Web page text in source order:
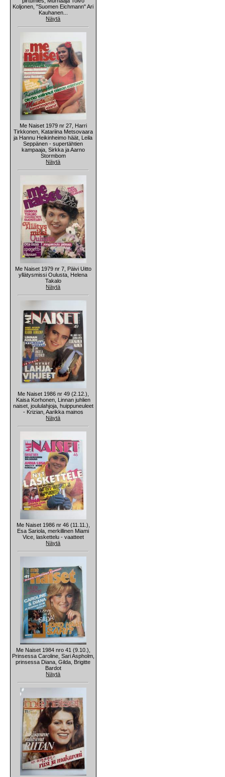
Koljonen, "Suomen Eichmann" Ari
Kauhanen...
Näytä
Me Naiset 1979 nr 27, Harri
Tirkkonen, Katariina Metsovaara
ja Hannu Heikinheimo häät, Leila
Seppänen - supertähtien
kampaaja, Sirkka ja Aarno
Stormbom
Näytä
Me Naiset 1979 nr 7, Päivi Uitto
yllätysmissi Oulusta, Helena
Takalo
Näytä
Me Naiset 1986 nr 49 (2.12.),
Kaisa Korhonen, Linnan juhlien
naiset, joululahjoja, huippuneuleet
- Krizian, Aarikka mainos
Näytä
Me Naiset 1986 nr 46 (11.11.),
Esa Sariola, merkillinen Miami
Vice, laskettelu - vaatteet
Näytä
Me Naiset 1984 nro 41 (9.10.),
Prinsessa Caroline, Sari Aspholm,
prinsessa Diana, Gilda, Brigitte
Bardot
Näytä